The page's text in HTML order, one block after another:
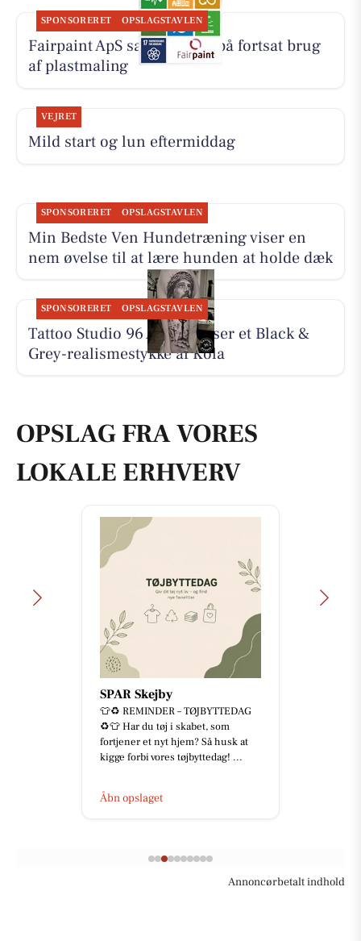
SPONSORERET OPSLAGSTAVLEN
Fairpaint ApS sætter fokus på fortsat brug
af plastmaling
VEJRET
Mild start og lun eftermiddag
SPONSORERET OPSLAGSTAVLEN
Min Bedste Ven Hundetræning viser en
nem øvelse til at lære hunden at holde dæk
SPONSORERET OPSLAGSTAVLEN
Tattoo Studio 96 Aarhus viser et Black &
Grey-realismestykke af Kola
OPSLAG FRA VORES
LOKALE ERHVERV
SPAR Skejby
👕♻️ REMINDER – TØJBYTTEDAG
♻️👕 Har du tøj i skabet, som
fortjener et nyt hjem? Så husk at
kigge forbi vores tøjbyttedag! ...
Åbn opslaget
Annoncørbetalt indhold